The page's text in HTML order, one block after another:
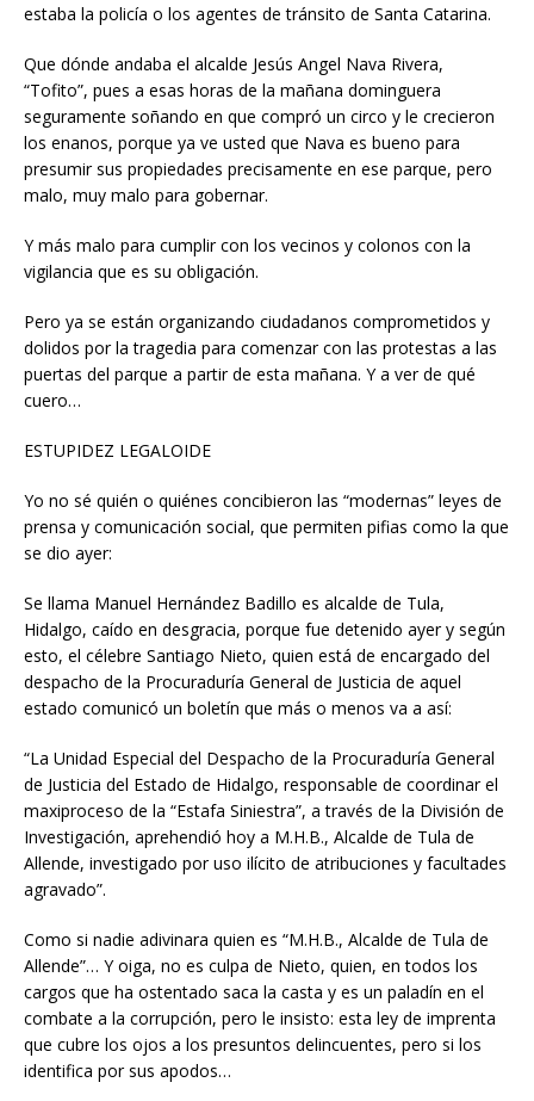
estaba la policía o los agentes de tránsito de Santa Catarina.
Que dónde andaba el alcalde Jesús Angel Nava Rivera,
“Tofito”, pues a esas horas de la mañana dominguera
seguramente soñando en que compró un circo y le crecieron
los enanos, porque ya ve usted que Nava es bueno para
presumir sus propiedades precisamente en ese parque, pero
malo, muy malo para gobernar.
Y más malo para cumplir con los vecinos y colonos con la
vigilancia que es su obligación.
Pero ya se están organizando ciudadanos comprometidos y
dolidos por la tragedia para comenzar con las protestas a las
puertas del parque a partir de esta mañana. Y a ver de qué
cuero…
ESTUPIDEZ LEGALOIDE
Yo no sé quién o quiénes concibieron las “modernas” leyes de
prensa y comunicación social, que permiten pifias como la que
se dio ayer:
Se llama Manuel Hernández Badillo es alcalde de Tula,
Hidalgo, caído en desgracia, porque fue detenido ayer y según
esto, el célebre Santiago Nieto, quien está de encargado del
despacho de la Procuraduría General de Justicia de aquel
estado comunicó un boletín que más o menos va a así:
“La Unidad Especial del Despacho de la Procuraduría General
de Justicia del Estado de Hidalgo, responsable de coordinar el
maxiproceso de la “Estafa Siniestra”, a través de la División de
Investigación, aprehendió hoy a M.H.B., Alcalde de Tula de
Allende, investigado por uso ilícito de atribuciones y facultades
agravado”.
Como si nadie adivinara quien es “M.H.B., Alcalde de Tula de
Allende”… Y oiga, no es culpa de Nieto, quien, en todos los
cargos que ha ostentado saca la casta y es un paladín en el
combate a la corrupción, pero le insisto: esta ley de imprenta
que cubre los ojos a los presuntos delincuentes, pero si los
identifica por sus apodos…